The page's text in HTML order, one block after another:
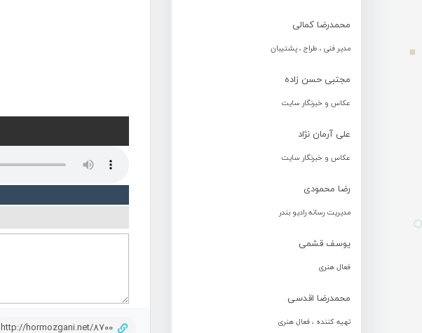
محمدرضا کمالی
مدیر فنی ، طراح ، پشتیبان
مجتبی حسن زاده
عکاس و خبرنگار سایت
علی آرمان نژاد
عکاس و خبرنگار سایت
رضا محمودی
مدیریت رسانه رادیو بندر
یوسف قشمی
فعال هنری
محمدرضا اقدسی
تهیه کننده ، فعال هنری http://hormozgani.net/8700